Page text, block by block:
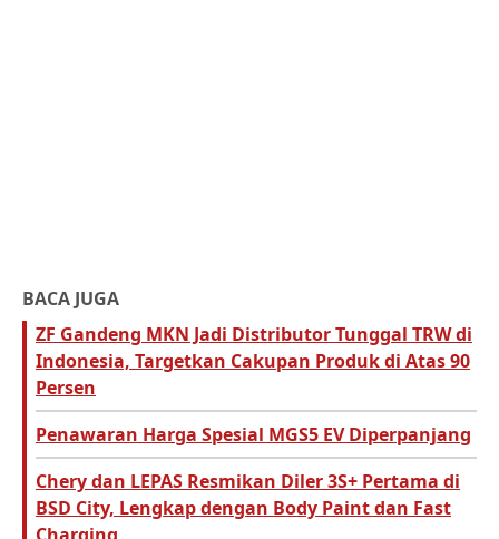
BACA JUGA
ZF Gandeng MKN Jadi Distributor Tunggal TRW di
Indonesia, Targetkan Cakupan Produk di Atas 90
Persen
Penawaran Harga Spesial MGS5 EV Diperpanjang
Chery dan LEPAS Resmikan Diler 3S+ Pertama di
BSD City, Lengkap dengan Body Paint dan Fast